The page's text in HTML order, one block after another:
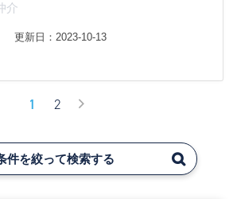
介
更新日：2023-10-13
1 2
件を絞って検索する